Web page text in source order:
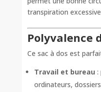
transpiration
Polyvalence
Ce sac à dos est
Travail et bureau :
ordinateurs,